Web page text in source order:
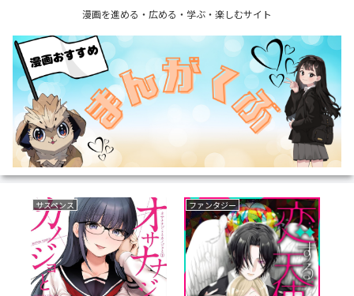
漫画を進める・広める・学ぶ・楽しむサイト
サスペンス ファンタジー